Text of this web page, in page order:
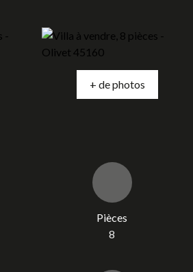
+ de photos
Pièces
8